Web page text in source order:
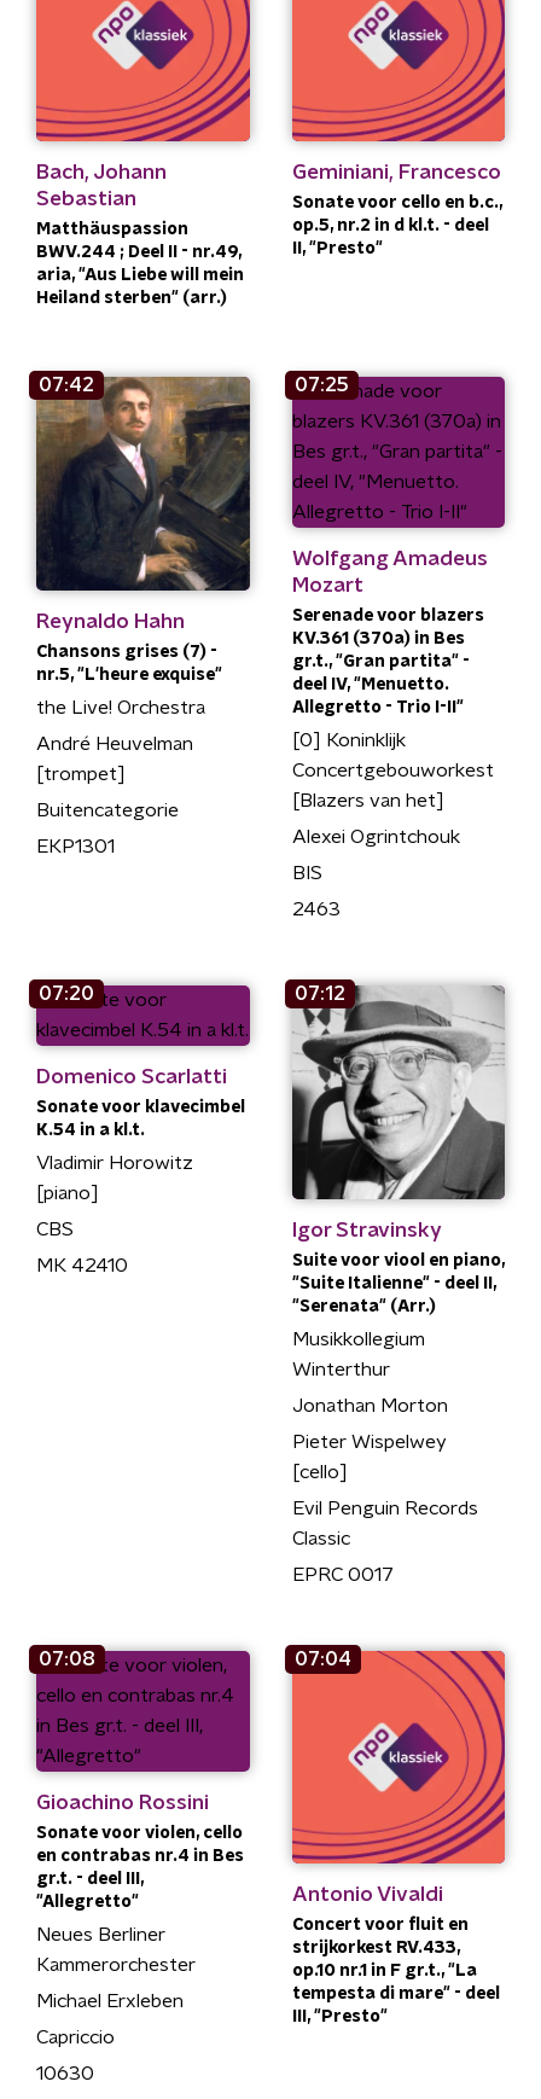
Bach, Johann
Sebastian
Matthäuspassion
BWV.244 ; Deel II - nr.49,
aria, "Aus Liebe will mein
Heiland sterben" (arr.)
Geminiani, Francesco
Sonate voor cello en b.c.,
op.5, nr.2 in d kl.t. - deel
II, "Presto"
07:42
Reynaldo Hahn
Chansons grises (7) -
nr.5, "L'heure exquise"
the Live! Orchestra
André Heuvelman
[trompet]
Buitencategorie
EKP1301
07:25
Wolfgang Amadeus
Mozart
Serenade voor blazers
KV.361 (370a) in Bes
gr.t., "Gran partita" -
deel IV, "Menuetto.
Allegretto - Trio I-II"
[0] Koninklijk
Concertgebouworkest
[Blazers van het]
Alexei Ogrintchouk
BIS
2463
07:20
Domenico Scarlatti
Sonate voor klavecimbel
K.54 in a kl.t.
Vladimir Horowitz
[piano]
CBS
MK 42410
07:12
Igor Stravinsky
Suite voor viool en piano,
"Suite Italienne" - deel II,
"Serenata" (Arr.)
Musikkollegium
Winterthur
Jonathan Morton
Pieter Wispelwey
[cello]
Evil Penguin Records
Classic
EPRC 0017
07:08
Gioachino Rossini
Sonate voor violen, cello
en contrabas nr.4 in Bes
gr.t. - deel III,
"Allegretto"
Neues Berliner
Kammerorchester
Michael Erxleben
Capriccio
10630
07:04
Antonio Vivaldi
Concert voor fluit en
strijkorkest RV.433,
op.10 nr.1 in F gr.t., "La
tempesta di mare" - deel
III, "Presto"